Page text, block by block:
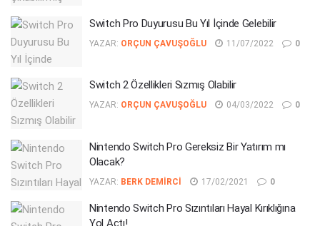
Switch Pro Duyurusu Bu Yıl İçinde Gelebilir
YAZAR: ORÇUN ÇAVUŞOĞLU 11/07/2022 0
Switch 2 Özellikleri Sızmış Olabilir
YAZAR: ORÇUN ÇAVUŞOĞLU 04/03/2022 0
Nintendo Switch Pro Gereksiz Bir Yatırım mı
Olacak?
YAZAR: BERK DEMIRCI 17/02/2021 0
Nintendo Switch Pro Sızıntıları Hayal Kırıklığına
Yol Açtı!